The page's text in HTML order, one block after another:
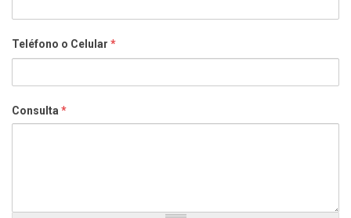
Teléfono o Celular *
Consulta *